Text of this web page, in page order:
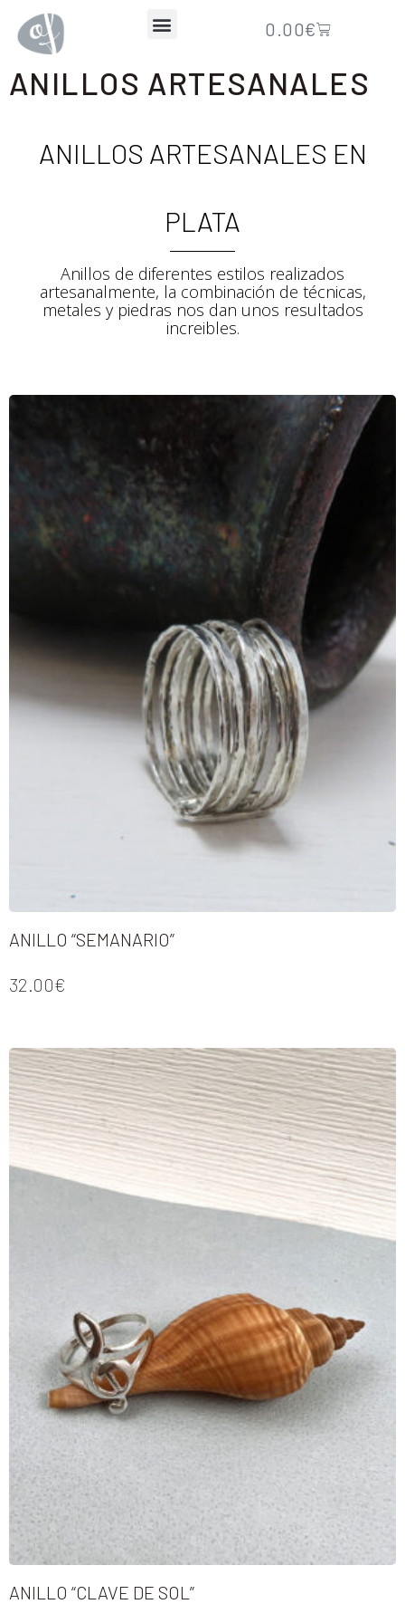
0.00€
ANILLOS ARTESANALES
ANILLOS ARTESANALES EN
PLATA
Anillos de diferentes estilos realizados
artesanalmente, la combinación de técnicas,
metales y piedras nos dan unos resultados
increibles.
ANILLO “SEMANARIO”
32.00€
ANILLO “CLAVE DE SOL”